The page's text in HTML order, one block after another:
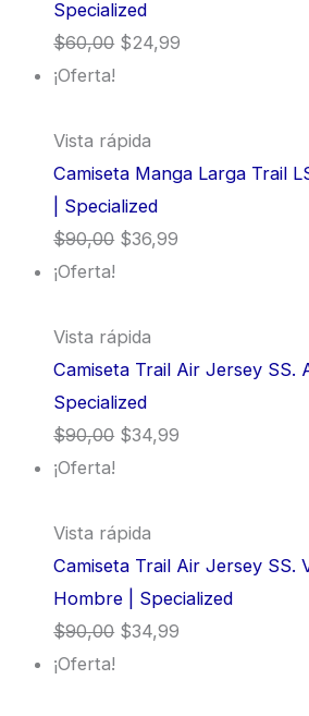
Specialized
$60,00 $24,99
¡Oferta!
Vista rápida
Camiseta Manga Larga Trail
| Specialized
$90,00 $36,99
¡Oferta!
Vista rápida
Camiseta Trail Air Jersey SS.
Specialized
$90,00 $34,99
¡Oferta!
Vista rápida
Camiseta Trail Air Jersey SS.
Hombre | Specialized
$90,00 $34,99
¡Oferta!